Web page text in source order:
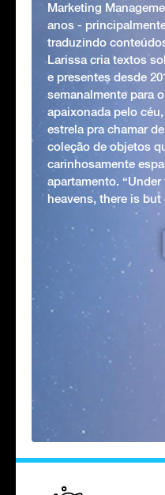
Marketing
anos -
traduzindo
Larissa cria textos
e presentes desde
semanalmente para
apaixonada pelo
estrela pra chamar
coleção de objetos
carinhosamente
apartamento.
heavens, there is